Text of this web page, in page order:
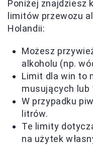
Poniżej znajdziesz
limitów przewozu
Holandii:
Możesz
alkoholu (np.
Limit dla win to
musujących lub
W przypadku
litrów.
Te limity
na użytek